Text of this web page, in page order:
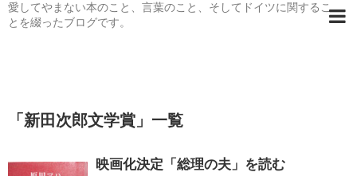
愛してやまない本のこと、言葉のこと、そしてドイツに関するこ
とを綴ったブログです。
「 新田次郎文学賞 」 一覧
映画化決定「総理の夫」を読む